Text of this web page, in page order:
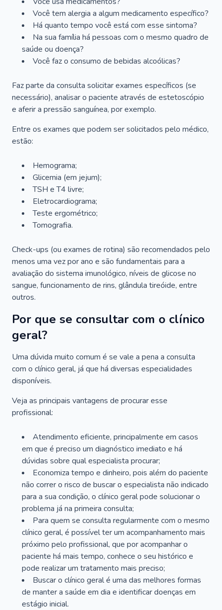
Você tem alergia a algum medicamento específico?
Há quanto tempo você está com esse sintoma?
Na sua família há pessoas com o mesmo quadro de
saúde ou doença?
Você faz o consumo de bebidas alcoólicas?
Faz parte da consulta solicitar exames específicos (se
necessário), analisar o paciente através de estetoscópio
e aferir a pressão sanguínea, por exemplo.
Entre os exames que podem ser solicitados pelo médico,
estão:
Hemograma;
Glicemia (em jejum);
TSH e T4 livre;
Eletrocardiograma;
Teste ergométrico;
Tomografia.
Check-ups (ou exames de rotina) são recomendados pelo
menos uma vez por ano e são fundamentais para a
avaliação do sistema imunológico, níveis de glicose no
sangue, funcionamento de rins, glândula tireóide, entre
outros.
Por que se consultar com o clínico
geral?
Uma dúvida muito comum é se vale a pena a consulta
com o clínico geral, já que há diversas especialidades
disponíveis.
Veja as principais vantagens de procurar esse
profissional:
Atendimento eficiente, principalmente em casos
em que é preciso um diagnóstico imediato e há
dúvidas sobre qual especialista procurar;
Economiza tempo e dinheiro, pois além do paciente
não correr o risco de buscar o especialista não indicado
para a sua condição, o clínico geral pode solucionar o
problema já na primeira consulta;
Para quem se consulta regularmente com o mesmo
clínico geral, é possível ter um acompanhamento mais
próximo pelo profissional, que por acompanhar o
paciente há mais tempo, conhece o seu histórico e
pode realizar um tratamento mais preciso;
Buscar o clínico geral é uma das melhores formas
de manter a saúde em dia e identificar doenças em
estágio inicial.